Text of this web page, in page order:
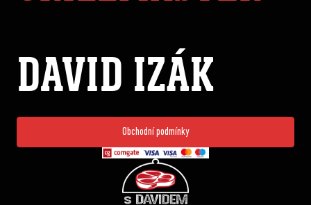
DAVID IZÁK
Obchodní podmínky